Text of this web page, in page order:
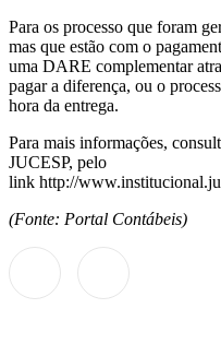
Para os processo que foram
mas que estão com o
uma DARE complementar
pagar a diferença, ou o
hora da entrega.
Para mais informações,
JUCESP, pelo
link http://
(Fonte: Portal Contábeis)